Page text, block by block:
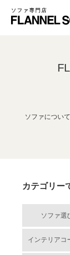
ソファ専門店
ソファについ
カテゴリー
ソファ選
インテリアコ